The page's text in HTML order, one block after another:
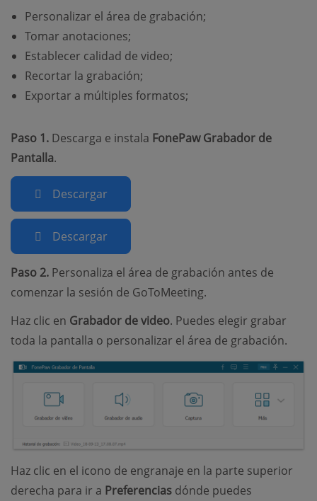
Personalizar el área de grabación;
Tomar anotaciones;
Establecer calidad de video;
Recortar la grabación;
Exportar a múltiples formatos;
Paso 1. Descarga e instala FonePaw Grabador de
Pantalla.
Descargar
Descargar
Paso 2. Personaliza el área de grabación antes de
comenzar la sesión de GoToMeeting.
Haz clic en Grabador de video. Puedes elegir grabar
toda la pantalla o personalizar el área de grabación.
Haz clic en el icono de engranaje en la parte superior
derecha para ir a Preferencias dónde puedes